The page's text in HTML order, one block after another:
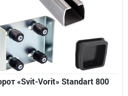
«Svit-Vorit» Standart 800